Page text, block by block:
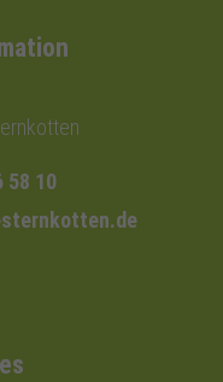
58 10